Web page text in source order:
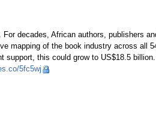
decades, African authors, publishers
mapping of the book industry across all
this could grow to US$18.5
5fc5wj